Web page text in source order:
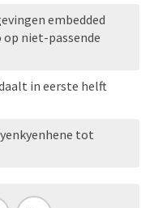
embedded
niet-passende
in eerste helft
tot